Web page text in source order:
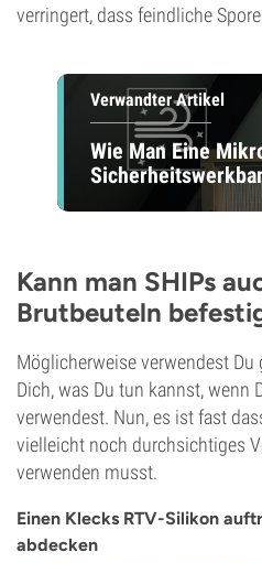
verringert, dass feindliche
Verwandter Artikel
Wie Man Eine
Kann man SHIPs
Brutbeuteln
Möglicherweise verwendest
Dich, was Du tun kannst, wenn
verwendest. Nun, es ist fast
vielleicht noch durchsichtiges
verwenden musst.
Einen Klecks RTV-Silikon
abdecken